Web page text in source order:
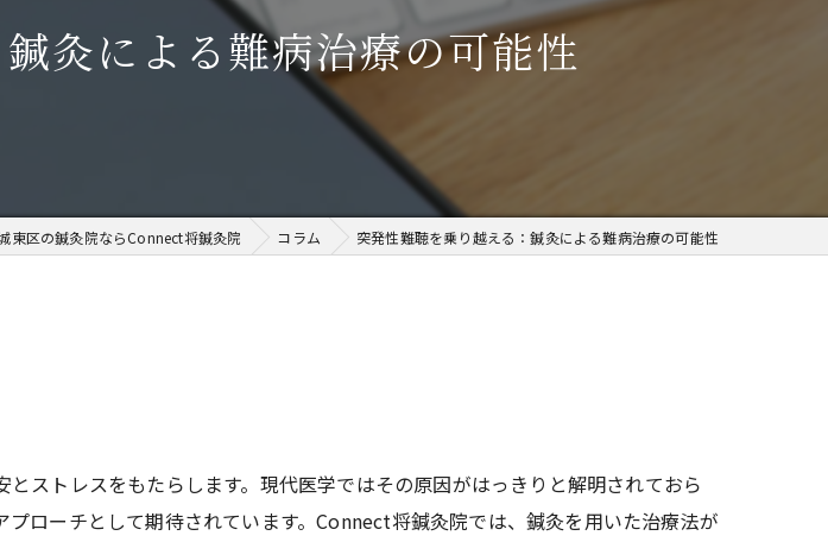
難病
肩こり
灸による難病治療の可能性
東区の鍼灸院ならConnect将鍼灸院 コラム 突発性難聴を乗り越える：鍼灸による難病治療の可能性
ストレスをもたらします。現代医学ではその原因がはっきりと解明されておら
ローチとして期待されています。Connect将鍼灸院では、鍼灸を用いた治療法が